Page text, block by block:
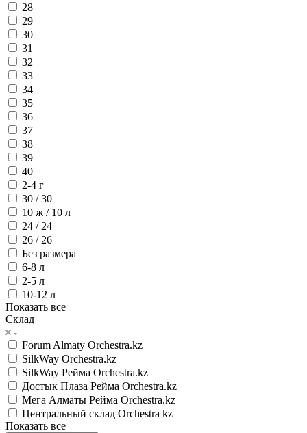
28
29
30
31
32
33
34
35
36
37
38
39
40
2-4 г
30 / 30
10 ж / 10 л
24 / 24
26 / 26
Без размера
6-8 л
2-5 л
10-12 л
Показать все
Склад
Forum Almaty Orchestra.kz
SilkWay Orchestra.kz
SilkWay Рейма Orchestra.kz
Достык Плаза Рейма Orchestra.kz
Мега Алматы Рейма Orchestra.kz
Центральный склад Orchestra kz
Показать все